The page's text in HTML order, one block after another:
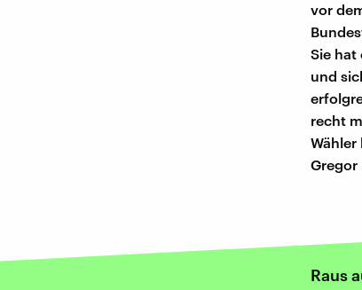
vor
Sie hat
und
recht
Gregor
Raus